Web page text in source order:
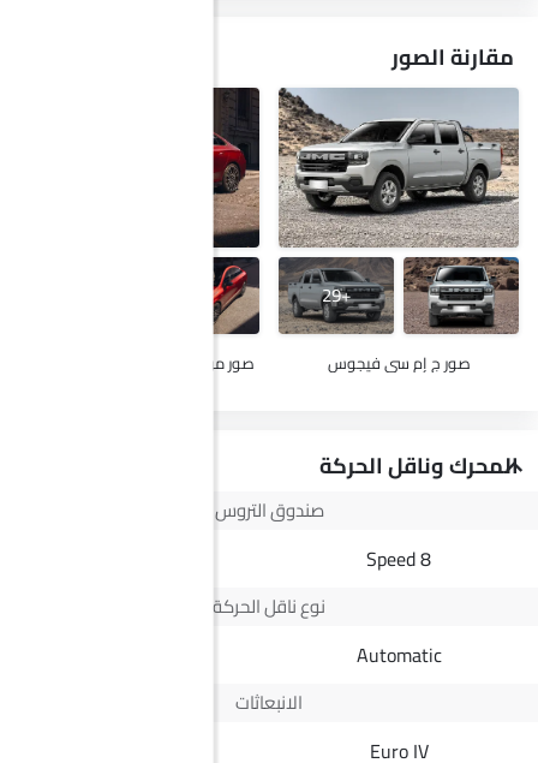
مقارنة الصور
+29
صور ج إم سي فيجوس صور مرسيدس بنز سي إل إيه إلكتريك
المحرك وناقل الحركة
صندوق التروس
8 Speed
نوع ناقل الحركة
Automatic
الانبعاثات
Euro IV